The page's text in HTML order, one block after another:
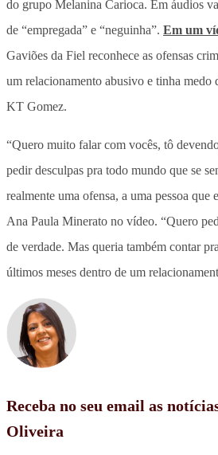
do grupo Melanina Carioca. Em áudios
de “empregada” e “neguinha”. Em um
Gaviões da Fiel reconhece as ofensas
um relacionamento abusivo e tinha medo
KT Gomez.
“Quero muito falar com vocês, tô
pedir desculpas pra todo mundo que se
realmente uma ofensa, a uma pessoa que
Ana Paula Minerato no vídeo. “Quero
de verdade. Mas queria também contar
últimos meses dentro de um
Receba no seu email as
Oliveira